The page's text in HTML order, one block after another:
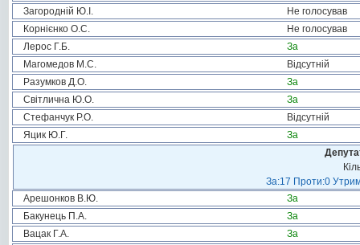
Загородній Ю.І.
Не голосував
Корнієнко О.С.
Не голосував
Лерос Г.Б.
За
Магомедов М.С.
Відсутній
Разумков Д.О.
За
Світлична Ю.О.
За
Стефанчук Р.О.
Відсутній
Яцик Ю.Г.
За
За:17 Проти:0
Арешонков В.Ю.
За
Бакунець П.А.
За
Вацак Г.А.
За